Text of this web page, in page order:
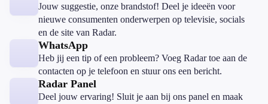
Jouw suggestie, onze brandstof! Deel je ideeën voor
nieuwe consumenten onderwerpen op televisie, socials
en de site van Radar.
WhatsApp
Heb jij een tip of een probleem? Voeg Radar toe aan de
contacten op je telefoon en stuur ons een bericht.
Radar Panel
Deel jouw ervaring! Sluit je aan bij ons panel en maak